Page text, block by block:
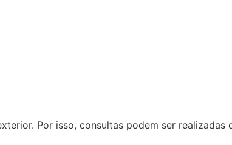
Por isso, consultas podem ser realizadas